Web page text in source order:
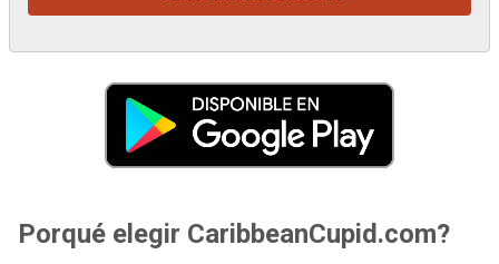
Porqué elegir CaribbeanCupid.com?